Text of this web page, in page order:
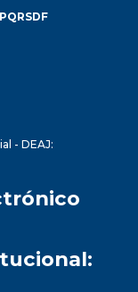
PQRSDF
- DEAJ: